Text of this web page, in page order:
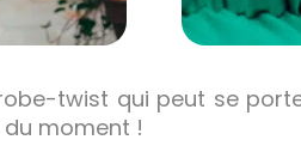
twist qui peut se
moment !